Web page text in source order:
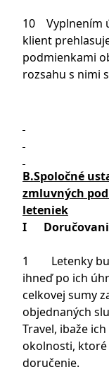
10 Vyplnením
klient
podmienkami
rozsahu s nimi
B.Spoločné
zmluvných
leteniek
I
1 Letenky
ihneď po ich
celkovej sumy
objednaných
Travel, ibaže
okolnosti, ktoré
doručenie.